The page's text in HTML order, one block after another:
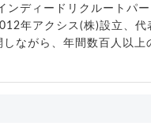
ンディードリクルートパ
年アクシス(株)設立、代
ながら、年間数百人以